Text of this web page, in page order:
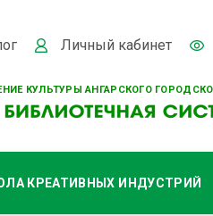
КУЛЬТУРЫ АНГАРСКОГО
Личный кабинет
КРЕАТИВНЫХ ИНДУСТРИЙ